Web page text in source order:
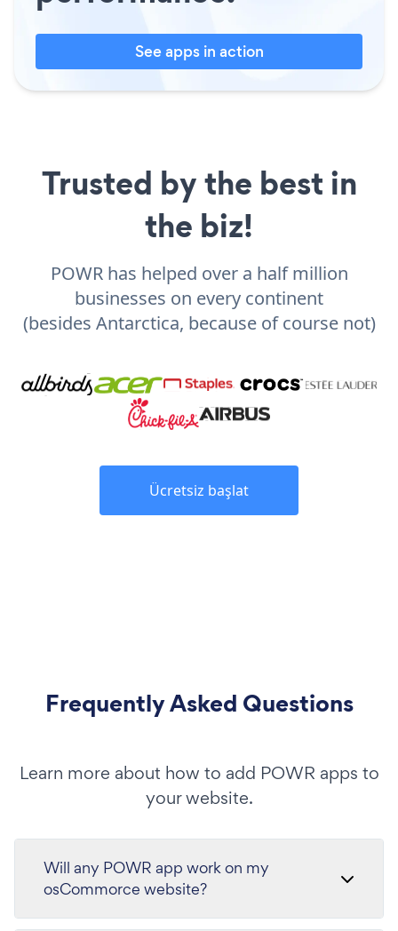
See apps in action
Trusted by the best in
the biz!
POWR has helped over a half million
businesses on every continent
(besides Antarctica, because of course not)
Ücretsiz başlat
Frequently Asked Questions
Learn more about how to add POWR apps to
your website.
Will any POWR app work on my
osCommorce website?